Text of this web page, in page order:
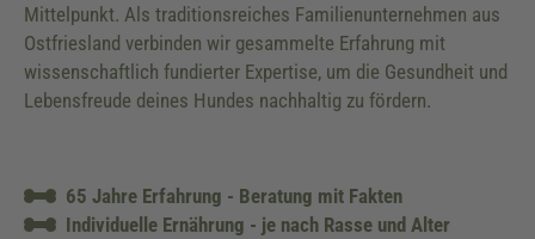
Mittelpunkt. Als traditionsreiches Familienunternehmen aus
Ostfriesland verbinden wir gesammelte Erfahrung mit
wissenschaftlich fundierter Expertise, um die Gesundheit und
Lebensfreude deines Hundes nachhaltig zu fördern.
65 Jahre Erfahrung - Beratung mit Fakten
Individuelle Ernährung - je nach Rasse und Alter